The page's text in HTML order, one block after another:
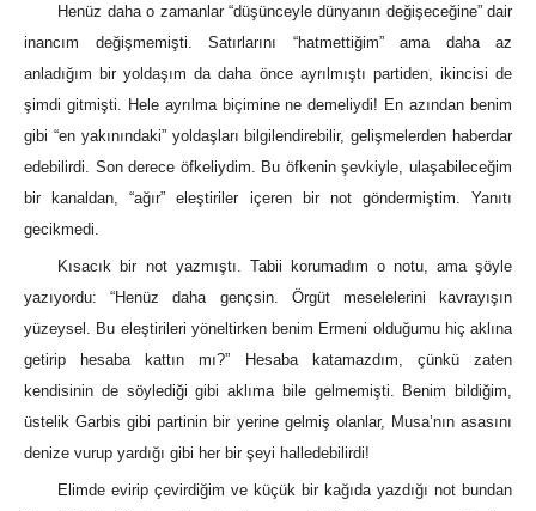
Henüz daha o zamanlar “düşünceyle dünyanın değişeceğine” dair
inancım değişmemişti. Satırlarını “hatmettiğim” ama daha az
anladığım bir yoldaşım da daha önce ayrılmıştı partiden, ikincisi de
şimdi gitmişti. Hele ayrılma biçimine ne demeliydi! En azından benim
gibi “en yakınındaki” yoldaşları bilgilendirebilir, gelişmelerden haberdar
edebilirdi. Son derece öfkeliydim. Bu öfkenin şevkiyle, ulaşabileceğim
bir kanaldan, “ağır” eleştiriler içeren bir not göndermiştim. Yanıtı
gecikmedi.
Kısacık bir not yazmıştı. Tabii korumadım o notu, ama şöyle
yazıyordu: “Henüz daha gençsin. Örgüt meselelerini kavrayışın
yüzeysel. Bu eleştirileri yöneltirken benim Ermeni olduğumu hiç aklına
getirip hesaba kattın mı?” Hesaba katamazdım, çünkü zaten
kendisinin de söylediği gibi aklıma bile gelmemişti. Benim bildiğim,
üstelik Garbis gibi partinin bir yerine gelmiş olanlar, Musa’nın asasını
denize vurup yardığı gibi her bir şeyi halledebilirdi!
Elimde evirip çevirdiğim ve küçük bir kağıda yazdığı not bundan